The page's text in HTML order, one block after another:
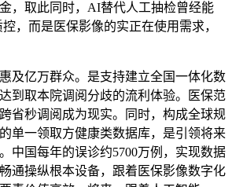
，取此同时，AI替代人工抽检曾经能
，而是医保影像的实正在使用需求，
亿万群众。是支持建立全国一体化数
到取本院调阅分歧的流利体验。医保范
省秒调阅成为现实。同时，构成全球规
单一领取方健康类数据库，是引领将来
中国每年的误诊约5700万例，实现数据
通操纵根本设备，跟着医保影像数字化